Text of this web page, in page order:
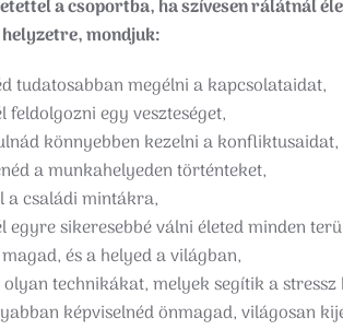
a csoportba, ha szívesen rálátnál
mondjuk:
tudatosabban megélni a kapcsolataidat,
feldolgozni egy veszteséget,
könnyebben kezelni a konfliktusaidat,
a munkahelyeden történteket,
a családi mintákra,
egyre sikeresebbé válni életed minden
és a helyed a világban,
technikákat, melyek segítik a
képviselnéd önmagad, világosan